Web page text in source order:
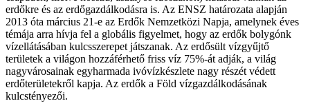
erdőkre és az erdőgazdálkodásra is. Az ENSZ határozata alapján
2013 óta március 21-e az Erdők Nemzetközi Napja, amelynek éves
témája arra hívja fel a globális figyelmet, hogy az erdők bolygónk
vízellátásában kulcsszerepet játszanak. Az erdősült vízgyűjtő
területek a világon hozzáférhető friss víz 75%-át adják, a világ
nagyvárosainak egyharmada ivóvízkészlete nagy részét védett
erdőterületekről kapja. Az erdők a Föld vízgazdálkodásának
kulcstényezői.